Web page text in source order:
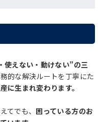
使えない・動けない”の三
的な解決ルートを丁寧にた
に生まれ変わります。
てでも、 困っている方のお